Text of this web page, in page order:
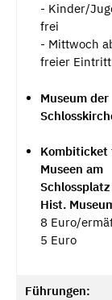
- Kinder/
frei
- Mittwoch
freier Eintritt
Museum der
Kombiticket
Museen am
Hist.
8 Euro/
5 Euro
Führungen: